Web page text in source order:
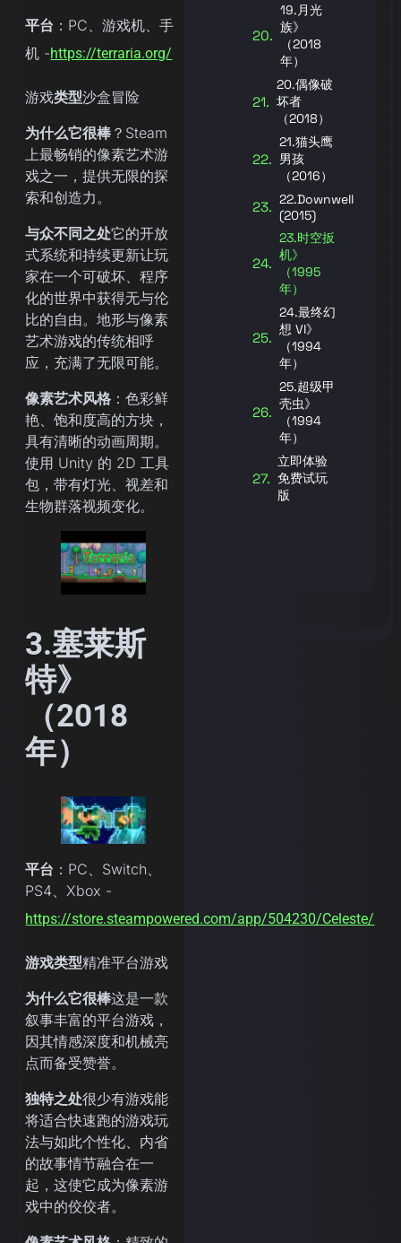
平台 ：PC、游戏机、手
机 -https://terraria.org/
游戏类型沙盒冒险
为什么它很棒 ？Steam
上最畅销的像素艺术游
戏之一，提供无限的探
索和创造力。
与众不同之处它的开放
式系统和持续更新让玩
家在一个可破坏、程序
化的世界中获得无与伦
比的自由。地形与像素
艺术游戏的传统相呼
应，充满了无限可能。
像素艺术风格 ：色彩鲜
艳、饱和度高的方块，
具有清晰的动画周期。
使用 Unity 的 2D 工具
包，带有灯光、视差和
生物群落视频变化。
3.塞莱斯
特》
（2018
年）
平台 ：PC、Switch、
PS4、Xbox -
https://store.steampowered.com/app/504230/Celeste/
游戏类型精准平台游戏
为什么它很棒这是一款
叙事丰富的平台游戏，
因其情感深度和机械亮
点而备受赞誉。
独特之处很少有游戏能
将适合快速跑的游戏玩
法与如此个性化、内省
的故事情节融合在一
起，这使它成为像素游
戏中的佼佼者。
19.月光
族》
（2018
年）
20.偶像破
坏者
（2018）
21.猫头鹰
男孩
（2016）
22.Downwell
(2015)
23.时空扳
机》
（1995
年）
24.最终幻
想 VI》
（1994
年）
25.超级甲
壳虫》
（1994
年）
立即体验
免费试玩
版